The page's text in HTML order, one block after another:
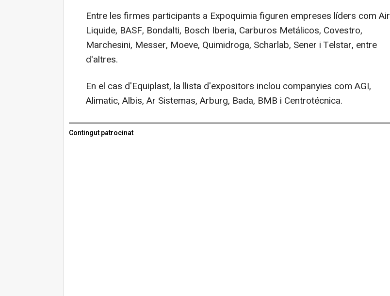
Entre les firmes participants a Expoquimia figuren empreses líders com Air
Liquide, BASF, Bondalti, Bosch Iberia, Carburos Metálicos, Covestro,
Marchesini, Messer, Moeve, Quimidroga, Scharlab, Sener i Telstar, entre
d'altres.
En el cas d'Equiplast, la llista d'expositors inclou companyies com AGI,
Alimatic, Albis, Ar Sistemas, Arburg, Bada, BMB i Centrotécnica.
Contingut patrocinat